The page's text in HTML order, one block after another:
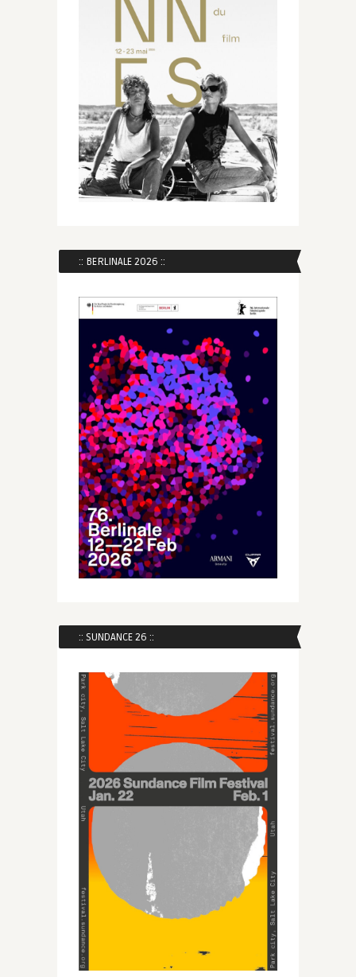
:: BERLINALE 2026 ::
:: SUNDANCE 26 ::